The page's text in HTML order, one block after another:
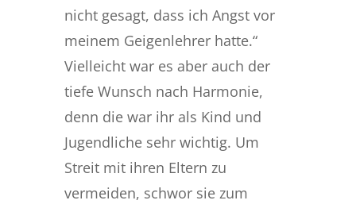
nicht gesagt, dass ich Angst vor
meinem Geigenlehrer hatte.“
Vielleicht war es aber auch der
tiefe Wunsch nach Harmonie,
denn die war ihr als Kind und
Jugendliche sehr wichtig. Um
Streit mit ihren Eltern zu
vermeiden, schwor sie zum